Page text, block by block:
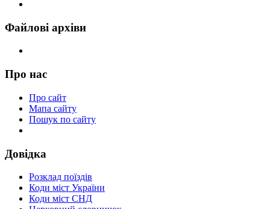
Файлові архіви
Про нас
Про сайт
Мапа сайту
Пошук по сайту
Довідка
Розклад поїздів
Коди міст України
Коди міст СНД